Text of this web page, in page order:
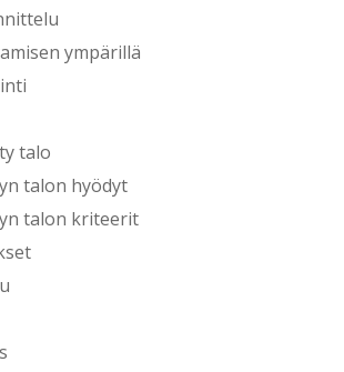
ympärillä
talo
talon hyödyt
talon kriteerit